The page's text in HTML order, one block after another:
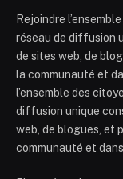
Rejoindre
réseau de diffusion
de sites web, de
la communauté et
l’ensemble des
diffusion unique
web, de blogues, et
communauté et